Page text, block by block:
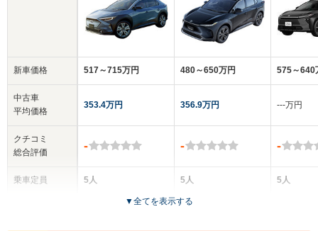
新車価格
中古車
平均価格
クチコミ
総合評価
乗車定員
517～715万円
353.4万円
-
5人
480～650万円
356.9万円
-
5人
5ドア
575～640
‐‐‐万円
-
5人
▼全てを表示する